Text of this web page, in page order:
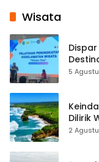
Wisata
hingga
5
Dilirik
2